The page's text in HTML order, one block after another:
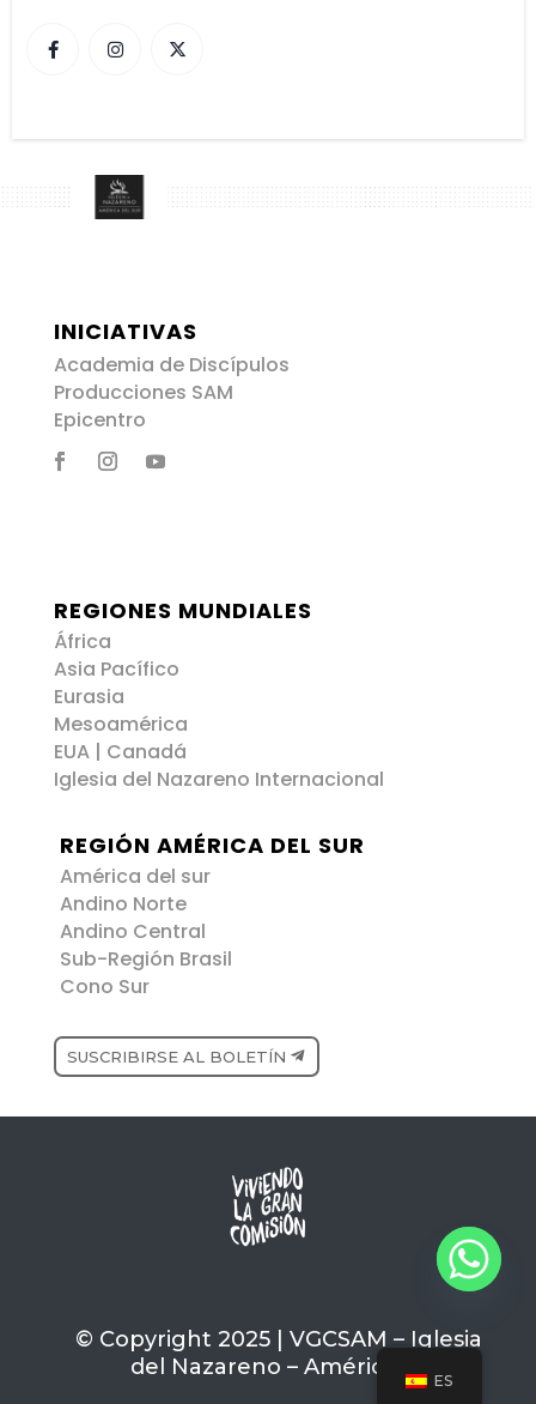
INICIATIVAS
Academia de Discípulos
Producciones SAM
Epicentro
REGIONES MUNDIALES
África
Asia Pacífico
Eurasia
Mesoamérica
EUA | Canadá
Iglesia del Nazareno Internacional
REGIÓN AMÉRICA DEL SUR
América del sur
Andino Norte
Andino Central
Sub-Región Brasil
Cono Sur
SUSCRIBIRSE AL BOLETÍN
© Copyright 2025 | VGCSAM – Iglesia
del Nazareno – América del Sur
ES